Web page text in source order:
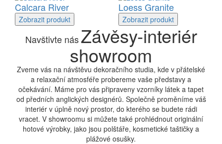
Calcara River
Zobrazit produkt
Loess Granite
Zobrazit produkt
Navštivte nás Závěsy-interiér
showroom
Zveme vás na návštěvu dekoračního studia, kde v přátelské
a relaxační atmosféře probereme vaše představy a
očekávání. Máme pro vás připraveny vzorníky látek a tapet
od předních anglických designérů. Společně proměníme váš
interiér v úplně nový prostor, do kterého se budete rádi
vracet. V showroomu si můžete také prohlédnout originální
hotové výrobky, jako jsou polštáře, kosmetické taštičky a
plážové osušky.